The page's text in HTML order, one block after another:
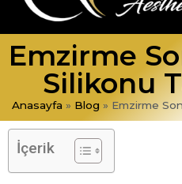
Emzirme
Silikonu
Anasayfa » Blog » Emzirme
İçerik